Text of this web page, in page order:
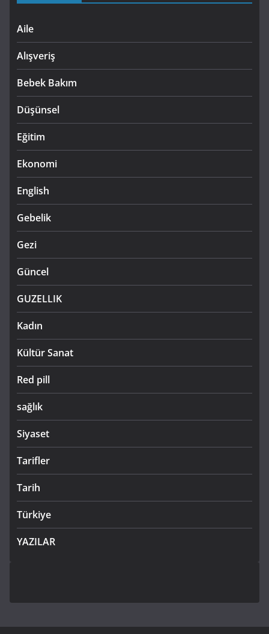
Aile
Alışveriş
Bebek Bakım
Düşünsel
Eğitim
Ekonomi
English
Gebelik
Gezi
Güncel
GUZELLIK
Kadın
Kültür Sanat
Red pill
sağlık
Siyaset
Tarifler
Tarih
Türkiye
YAZILAR